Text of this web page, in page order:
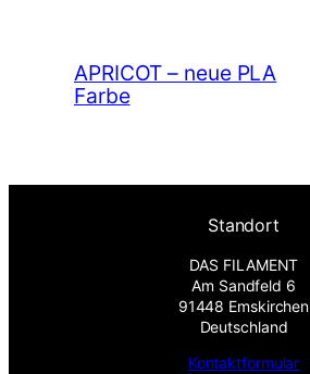
APRICOT – neue PLA
Farbe
Standort
DAS FILAMENT
Am Sandfeld 6
91448 Emskirchen
Deutschland
Kontaktformular